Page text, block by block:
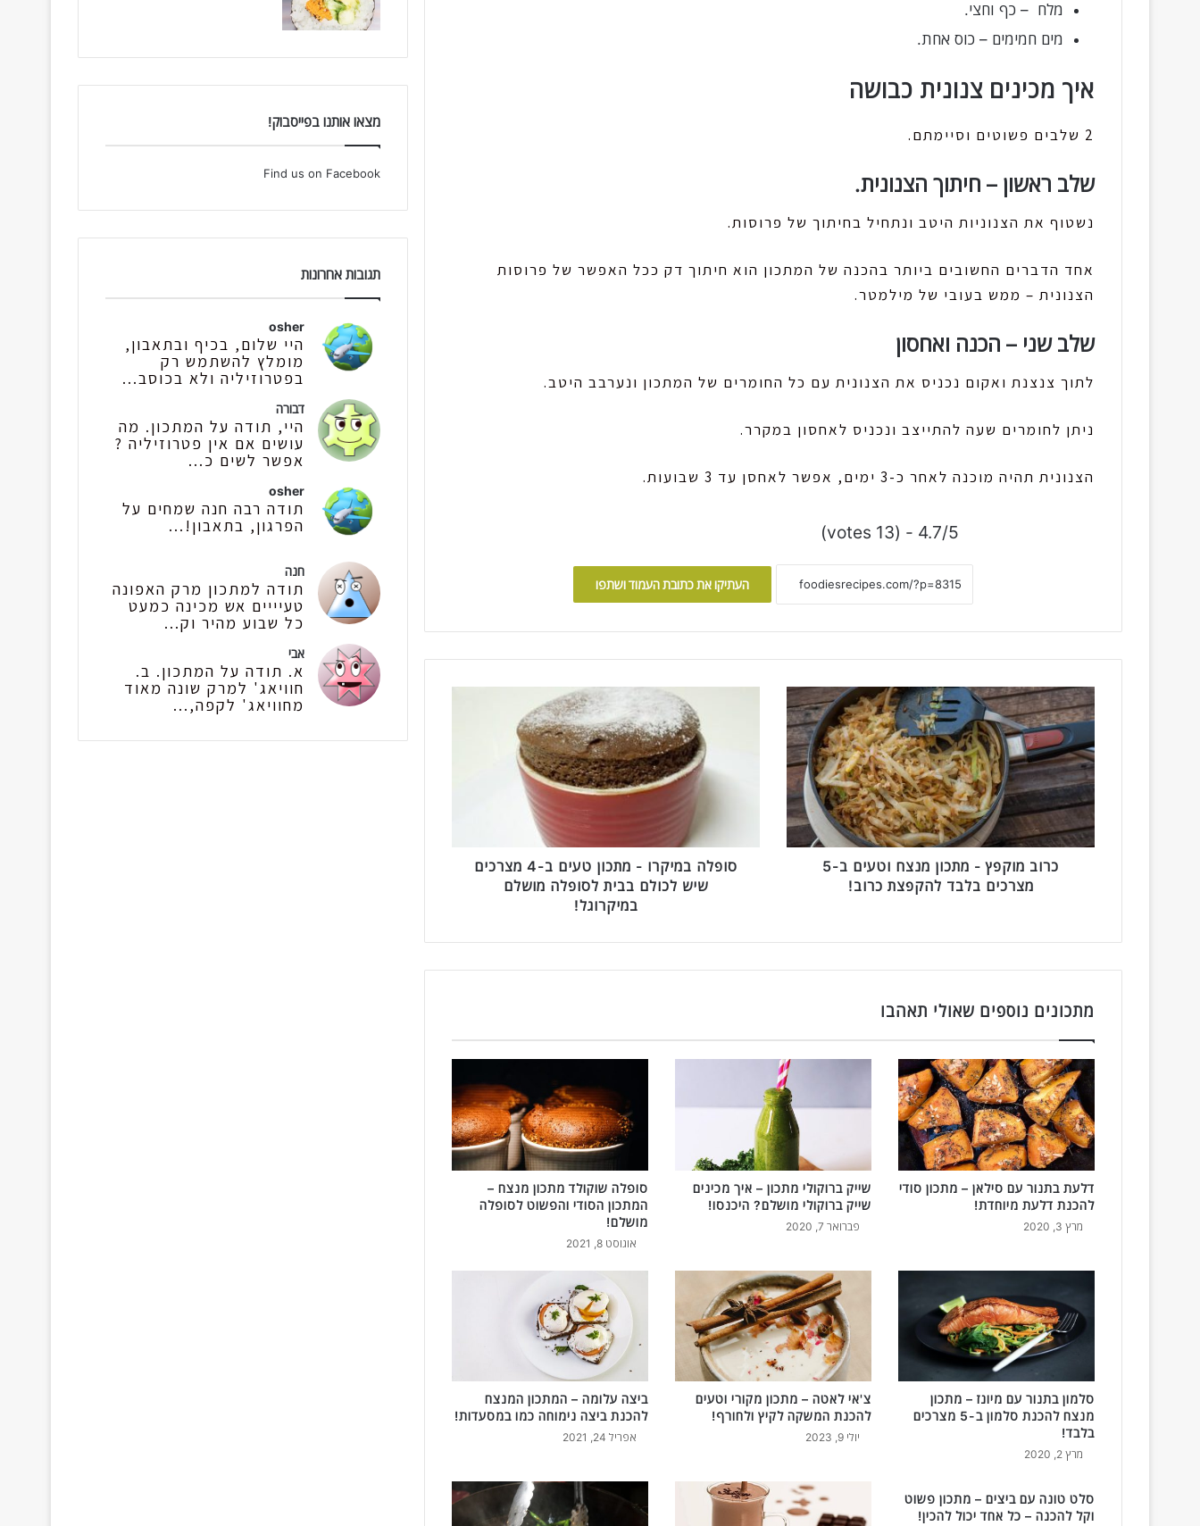
מלח – כף וחצי.
מים חמימים – כוס אחת.
איך מכינים צנונית כבושה
2 שלבים פשוטים וסיימתם.
שלב ראשון – חיתוך הצנונית.
נשטוף את הצנוניות היטב ונתחיל בחיתוך של פרוסות.
אחד הדברים החשובים ביותר בהכנה של המתכון הוא חיתוך דק ככל האפשר של פרוסות
הצנונית – ממש בעובי של מילמטר.
שלב שני – הכנה ואחסון
לתוך צנצנת ואקום נכניס את הצנונית עם כל החומרים של המתכון ונערבב היטב.
ניתן לחומרים שעה להתייצב ונכניס לאחסון במקרר.
הצנונית תהיה מוכנה לאחר כ-3 ימים, אפשר לאחסן עד 3 שבועות.
4.7/5 - (13 votes)
העתיקו את כתובת העמוד ושתפו
כ
ר
ב
מ
ו
ק
פ
ץ
ו
צ
ט
ע
ם
ב
-
5
מ
ה
ק
כ
ר
כרוב מוקפץ - מתכון מנצח וטעים ב-5
מצרכים בלבד להקפצת כרוב!
ת
-
4
מ
צ
כ
י
ש
ל
כ
ל
ב
ב
ל
ס
סופלה במיקרו - מתכון טעים ב-4 מצרכים
שיש לכולם בבית לסופלה מושלם
במיקרוגל!
מתכונים נוספים שאולי תאהבו
דלעת בתנור עם סילאן – מתכון סודי
להכנת דלעת מיוחדת!
מרץ 3, 2020
שייק ברוקולי מתכון – איך מכינים
שייק ברוקולי מושלם? היכנסו!
פברואר 7, 2020
סופלה שוקולד מתכון מנצח –
המתכון הסודי והפשוט לסופלה
מושלם!
אוגוסט 8, 2021
סלמון בתנור עם מיונז – מתכון
מנצח להכנת סלמון ב-5 מצרכים
בלבד!
מרץ 2, 2020
צ'אי לאטה – מתכון מקורי וטעים
להכנת המשקה לקיץ ולחורף!
יולי 9, 2023
ביצה עלומה – המתכון המנצח
להכנת ביצה נימוחה כמו במסעדות!
אפריל 24, 2021
סלט טונה עם ביצים – מתכון פשוט
וקל להכנה – כל אחד יכול להכין!
מצאו אותנו בפייסבוק!
Find us on Facebook
תגובות אחרונות
osher
היי שלום, בכיף ובתאבון,
מומלץ להשתמש רק
בפטרוזיליה ולא בכוסב...
דבורה
היי, תודה על המתכון. מה
עושים אם אין פטרוזיליה ?
אפשר לשים כ...
osher
תודה רבה חנה שמחים על
הפרגון, בתאבון!...
חנה
תודה למתכון מרק האפונה
טעיייים אש מכינה כמעט
כל שבוע מהיר וק...
אבי
א. תודה על המתכון. ב.
חוויאג' למרק שונה מאוד
מחוויאג' לקפה,...